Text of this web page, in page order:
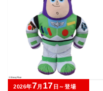
2026年7月 17 日～登場